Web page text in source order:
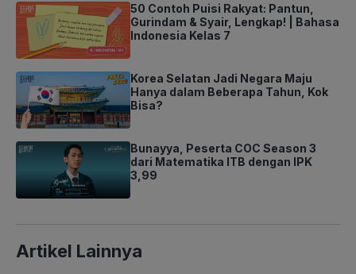
50 Contoh Puisi Rakyat: Pantun,
Gurindam & Syair, Lengkap! | Bahasa
Indonesia Kelas 7
Korea Selatan Jadi Negara Maju
Hanya dalam Beberapa Tahun, Kok
Bisa?
Bunayya, Peserta COC Season 3
dari Matematika ITB dengan IPK
3,99
Artikel Lainnya